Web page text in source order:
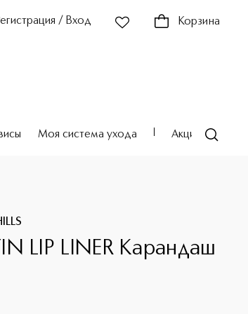
/ Вход Корзина
Моя система ухода Акции
LIP LINER Карандаш